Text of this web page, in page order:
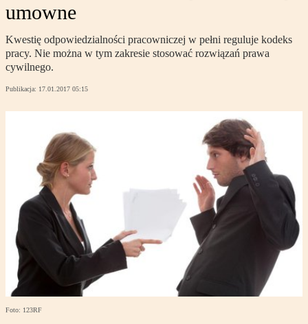
umowne
Kwestię odpowiedzialności pracowniczej w pełni reguluje kodeks
pracy. Nie można w tym zakresie stosować rozwiązań prawa
cywilnego.
Publikacja: 17.01.2017 05:15
Foto: 123RF